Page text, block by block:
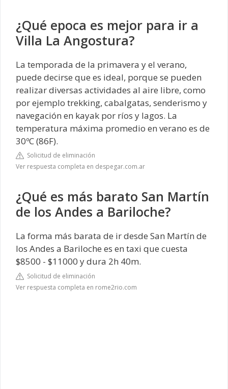
¿Qué epoca es mejor para ir a
Villa La Angostura?
La temporada de la primavera y el verano,
puede decirse que es ideal, porque se pueden
realizar diversas actividades al aire libre, como
por ejemplo trekking, cabalgatas, senderismo y
navegación en kayak por ríos y lagos. La
temperatura máxima promedio en verano es de
30ºC (86F).
Solicitud de eliminación
Ver respuesta completa en despegar.com.ar
¿Qué es más barato San Martín
de los Andes a Bariloche?
La forma más barata de ir desde San Martín de
los Andes a Bariloche es en taxi que cuesta
$8500 - $11000 y dura 2h 40m.
Solicitud de eliminación
Ver respuesta completa en rome2rio.com